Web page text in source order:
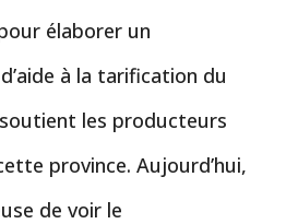
élaborer un
à la tarification du
les producteurs
province. Aujourd’hui,
de voir le